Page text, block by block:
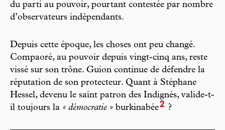
du parti au pouvoir, pourtant contestée par nombre
d’observateurs indépendants.
Depuis cette époque, les choses ont peu changé.
Compaoré, au pouvoir depuis vingt-cinq ans, reste
vissé sur son trône. Guion continue de défendre la
réputation de son protecteur. Quant à Stéphane
Hessel, devenu le saint patron des Indignés, valide-t-
il toujours la « démocratie » burkinabée2 ?